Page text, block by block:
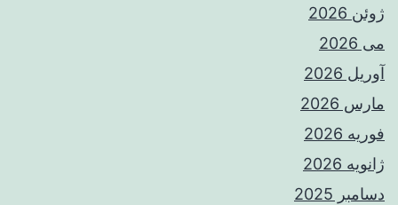
ژوئن 2026
می 2026
آوریل 2026
مارس 2026
فوریه 2026
ژانویه 2026
دسامبر 2025